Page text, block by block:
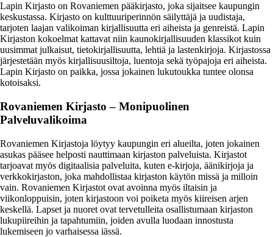
Lapin Kirjasto on Rovaniemen pääkirjasto, joka sijaitsee kaupungin
keskustassa. Kirjasto on kulttuuriperinnön säilyttäjä ja uudistaja,
tarjoten laajan valikoiman kirjallisuutta eri aiheista ja genreistä. Lapin
Kirjaston kokoelmat kattavat niin kaunokirjallisuuden klassikot kuin
uusimmat julkaisut, tietokirjallisuutta, lehtiä ja lastenkirjoja. Kirjastossa
järjestetään myös kirjallisuusiltoja, luentoja sekä työpajoja eri aiheista.
Lapin Kirjasto on paikka, jossa jokainen lukutoukka tuntee olonsa
kotoisaksi.
Rovaniemen Kirjasto – Monipuolinen
Palveluvalikoima
Rovaniemen Kirjastoja löytyy kaupungin eri alueilta, joten jokainen
asukas pääsee helposti nauttimaan kirjaston palveluista. Kirjastot
tarjoavat myös digitaalisia palveluita, kuten e-kirjoja, äänikirjoja ja
verkkokirjaston, joka mahdollistaa kirjaston käytön missä ja milloin
vain. Rovaniemen Kirjastot ovat avoinna myös iltaisin ja
viikonloppuisin, joten kirjastoon voi poiketa myös kiireisen arjen
keskellä. Lapset ja nuoret ovat tervetulleita osallistumaan kirjaston
lukupiireihin ja tapahtumiin, joiden avulla luodaan innostusta
lukemiseen jo varhaisessa iässä.